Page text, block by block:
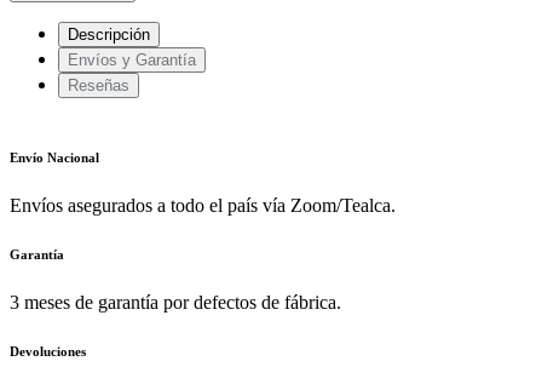
Descripción
Envíos y Garantía
Reseñas
Envío Nacional
Envíos asegurados a todo el país vía Zoom/Tealca.
Garantía
3 meses de garantía por defectos de fábrica.
Devoluciones